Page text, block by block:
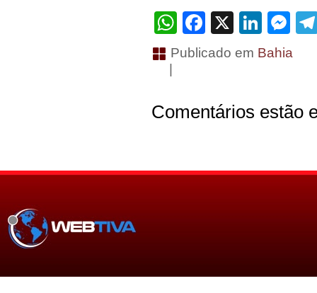
WhatsApp
Facebook
X
Publicado em Bahia
Comentários estão